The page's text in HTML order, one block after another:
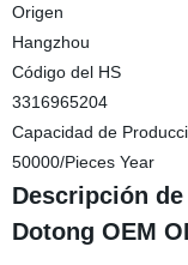
Origen
Hangzhou
Código del HS
3316965204
Capacidad de
50000/Pieces Year
Descripción
Dotong OEM